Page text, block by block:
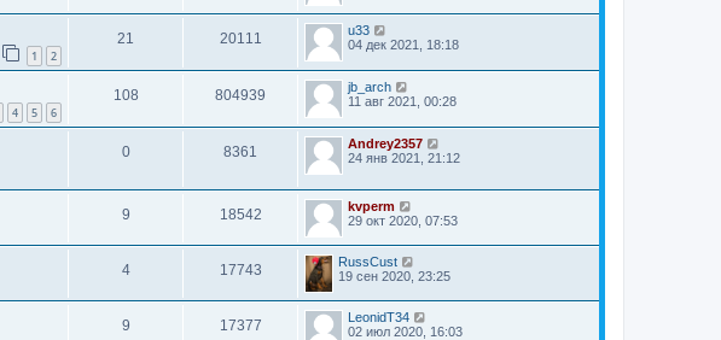
1 2
21 20111
u33
04 дек 2021, 18:18
4 5 6
108 804939
jb_arch
11 авг 2021, 00:28
0 8361
Andrey2357
24 янв 2021, 21:12
9 18542
kvperm
29 окт 2020, 07:53
4 17743
RussCust
19 сен 2020, 23:25
9 17377
LeonidT34
02 июл 2020, 16:03